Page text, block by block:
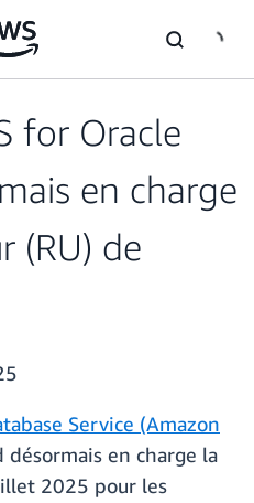
for Oracle
en charge
(RU) de
Service (Amazon
désormais en charge la
2025 pour les